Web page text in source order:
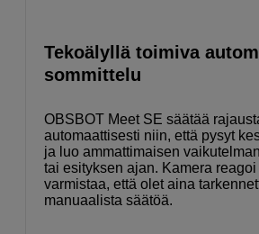
Tekoälyllä toimiva
sommittelu
OBSBOT Meet SE säätää
automaattisesti niin, että pysyt
ja luo ammattimaisen
tai esityksen ajan. Kamera
varmistaa, että olet aina
manuaalista säätöä.